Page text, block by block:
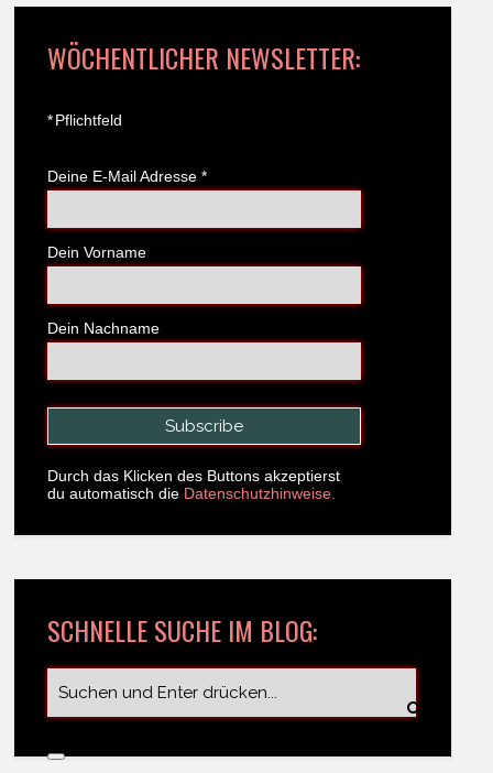
WÖCHENTLICHER NEWSLETTER:
*Pflichtfeld
Deine E-Mail Adresse *
Dein Vorname
Dein Nachname
Durch das Klicken des Buttons akzeptierst
du automatisch die Datenschutzhinweise.
SCHNELLE SUCHE IM BLOG: